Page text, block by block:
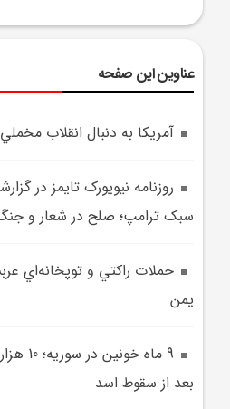
عناوین این صفحه
آمريکا به دنبال انقلاب
روزنامه نيويورک‌ تايمز در
سبک ترامپ؛ صلح در شعار و
يمن
9 ماه
بعد از سقوط اسد